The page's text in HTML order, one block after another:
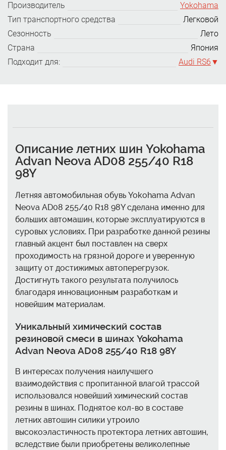
Производитель
Yokohama
Тип транспортного средства
Легковой
Сезонность
Лето
Страна
Япония
Подходит для:
Audi RS6
Описание летних шин Yokohama
Advan Neova AD08 255/40 R18
98Y
Летняя автомобильная обувь Yokohama Advan
Neova AD08 255/40 R18 98Y сделана именно для
больших автомашин, которые эксплуатируются в
суровых условиях. При разработке данной резины
главный акцент был поставлен на сверх
проходимость на грязной дороге и уверенную
защиту от достижимых автоперегрузок.
Достигнуть такого результата получилось
благодаря инновационным разработкам и
новейшим материалам.
Уникальный химический состав
резиновой смеси в шинах Yokohama
Advan Neova AD08 255/40 R18 98Y
В интересах получения наилучшего
взаимодействия с пропитанной влагой трассой
использовался новейший химический состав
резины в шинах. Поднятое кол-во в составе
летних автошин силики утроило
высокоэластичность протектора летних автошин,
вследствие были приобретены великолепные